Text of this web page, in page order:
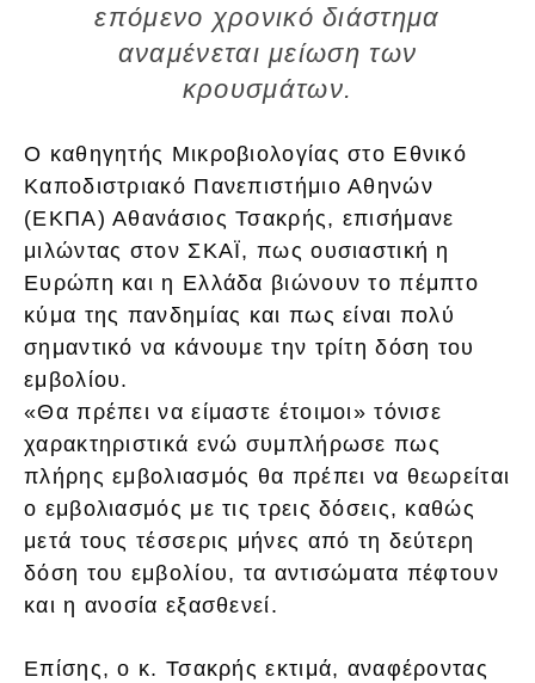
επόμενο χρονικό διάστημα
αναμένεται μείωση των
κρουσμάτων.
Ο καθηγητής Μικροβιολογίας στο Εθνικό
Καποδιστριακό Πανεπιστήμιο Αθηνών
(ΕΚΠΑ) Αθανάσιος Τσακρής, επισήμανε
μιλώντας στον ΣΚΑΪ, πως ουσιαστική η
Ευρώπη και η Ελλάδα βιώνουν το πέμπτο
κύμα της πανδημίας και πως είναι πολύ
σημαντικό να κάνουμε την τρίτη δόση του
εμβολίου.
«Θα πρέπει να είμαστε έτοιμοι» τόνισε
χαρακτηριστικά ενώ συμπλήρωσε πως
πλήρης εμβολιασμός θα πρέπει να θεωρείται
ο εμβολιασμός με τις τρεις δόσεις, καθώς
μετά τους τέσσερις μήνες από τη δεύτερη
δόση του εμβολίου, τα αντισώματα πέφτουν
και η ανοσία εξασθενεί.
Επίσης, ο κ. Τσακρής εκτιμά, αναφέροντας